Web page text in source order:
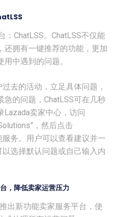
：ChatLSS。ChatLSS不仅能
还拥有一键推荐的功能，更加
中遇到的问题。
去的活动，立足具体问题，
的问题，ChatLSS可在几秒
Lazada卖家中心，访问
，然后点击
务。用户可以查看建议并一
选择默认问题或自己输入内
，降低卖家运营压力
出新功能卖家服务平台，使